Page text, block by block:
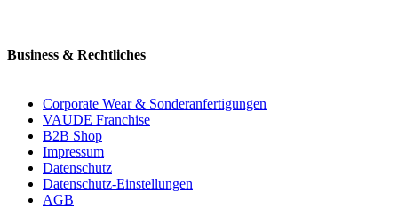
Business & Rechtliches
Corporate Wear & Sonderanfertigungen
VAUDE Franchise
B2B Shop
Impressum
Datenschutz
Datenschutz-Einstellungen
AGB